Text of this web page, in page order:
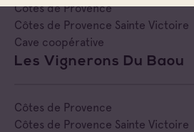
Négociant Local
Côtes de Provence
Côtes de Provence Sainte Victoire
Cave coopérative
Les Vignerons Du Baou
Côtes de Provence
Côtes de Provence Sainte Victoire